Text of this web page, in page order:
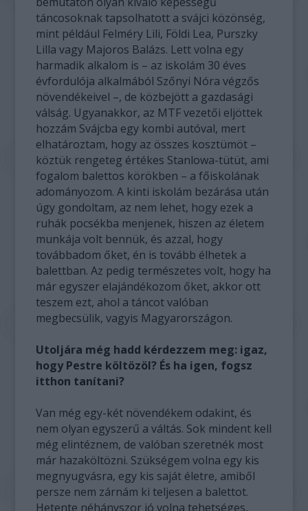
táncosoknak tapsolhatott a svájci közönség,
mint például Felméry Lili, Földi Lea, Purszky
Lilla vagy Majoros Balázs. Lett volna egy
harmadik alkalom is – az iskolám 30 éves
évfordulója alkalmából Szőnyi Nóra végzős
növendékeivel –, de közbejött a gazdasági
válság. Ugyanakkor, az MTF vezetői eljöttek
hozzám Svájcba egy kombi autóval, mert
elhatároztam, hogy az összes kosztümöt –
köztük rengeteg értékes Stanlowa-tütüt, ami
fogalom balettos körökben – a főiskolának
adományozom. A kinti iskolám bezárása után
úgy gondoltam, az nem lehet, hogy ezek a
ruhák pocsékba menjenek, hiszen az életem
munkája volt bennük, és azzal, hogy
továbbadom őket, én is tovább élhetek a
balettban. Az pedig természetes volt, hogy ha
már egyszer elajándékozom őket, akkor ott
teszem ezt, ahol a táncot valóban
megbecsülik, vagyis Magyarországon.
Utoljára még hadd kérdezzem meg: igaz,
hogy Pestre költözöl? És ha igen, fogsz
itthon tanítani?
Van még egy-két növendékem odakint, és
nem olyan egyszerű a váltás. Sok mindent kell
még elintéznem, de valóban szeretnék most
már hazaköltözni. Szükségem volna egy kis
megnyugvásra, egy kis saját életre, amiből
persze nem zárnám ki teljesen a balettot.
Hetente néhányszor jó volna tehetséges,